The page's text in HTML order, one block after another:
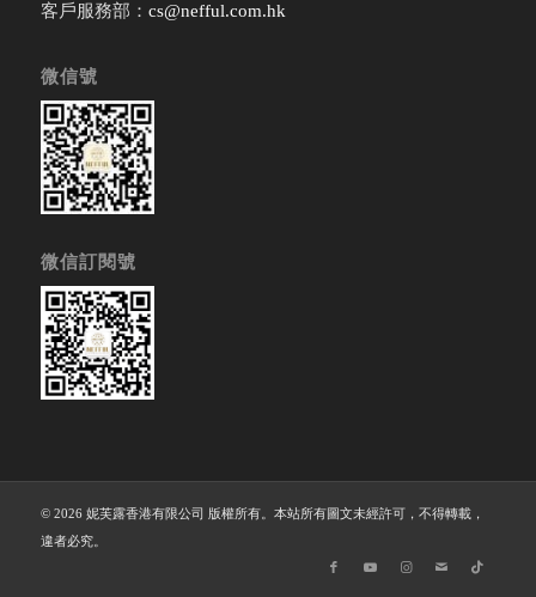
客戶服務部： cs@nefful.com.hk
微信號
微信訂閱號
© 2026 妮芙露香港有限公司 版權所有。本站所有圖文未經許可，不得轉載，
違者必究。